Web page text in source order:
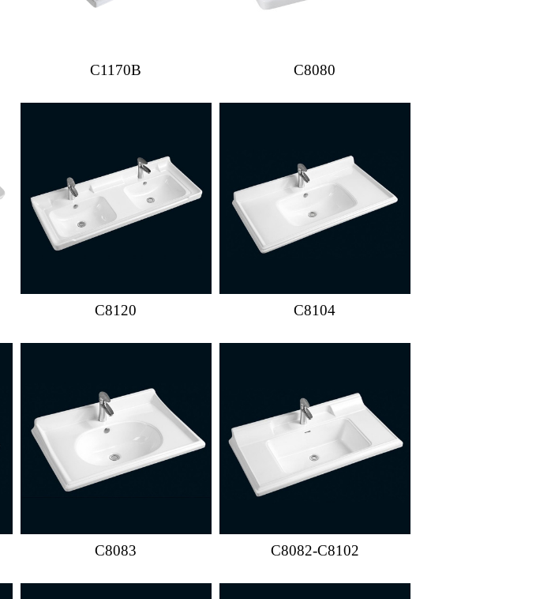
C1170B C8080
C8120 C8104
C8083 C8082-C8102